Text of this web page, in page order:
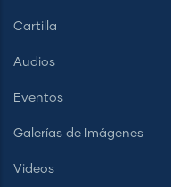
Cartilla
Audios
Eventos
Galerías de Imágenes
Videos